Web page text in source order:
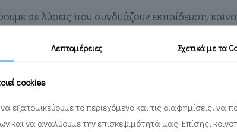
σε λύσεις που συνδυάζουν εκπαίδευση,
Λεπτομέρειες Σχετικά με τα
cookies
εξατομικεύουμε το περιεχόμενο και τις διαφημίσεις, να
και να αναλύουμε την επισκεψιμότητά μας. Επίσης,